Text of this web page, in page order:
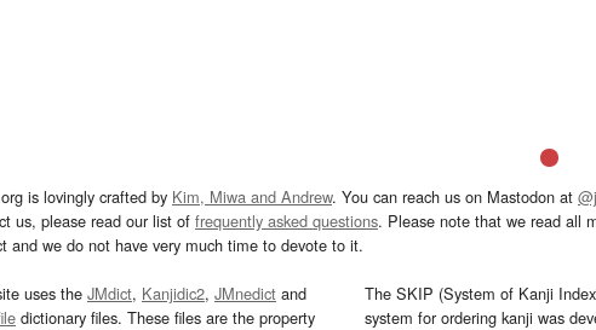
is lovingly crafted by Kim, Miwa and Andrew. You can reach us on Mastodon at
us, please read our list of frequently asked questions. Please note that we read all
and we do not have very much time to devote to it.
uses the JMdict, Kanjidic2, JMnedict and
dictionary files. These files are the property
The SKIP (System of Kanji
system for ordering kanji was